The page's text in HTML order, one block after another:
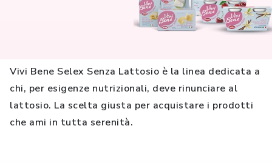
Vivi Bene Selex Senza Lattosio è la linea dedicata a
chi, per esigenze nutrizionali, deve rinunciare al
lattosio. La scelta giusta per acquistare i prodotti
che ami in tutta serenità.